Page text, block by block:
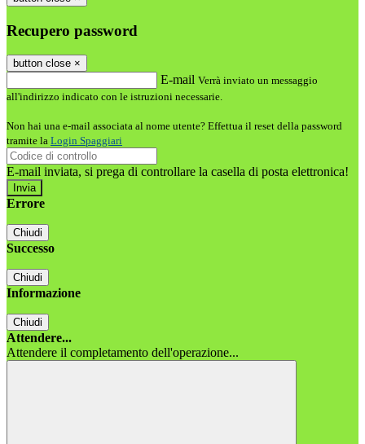
Recupero password
button close ×
E-mail Verrà inviato un messaggio
all'indirizzo indicato con le istruzioni necessarie.
Non hai una e-mail associata al nome utente? Effettua il reset della password
tramite la Login Spaggiari
E-mail inviata, si prega di controllare la casella di posta elettronica!
Errore
Chiudi
Successo
Chiudi
Informazione
Chiudi
Attendere...
Attendere il completamento dell'operazione...